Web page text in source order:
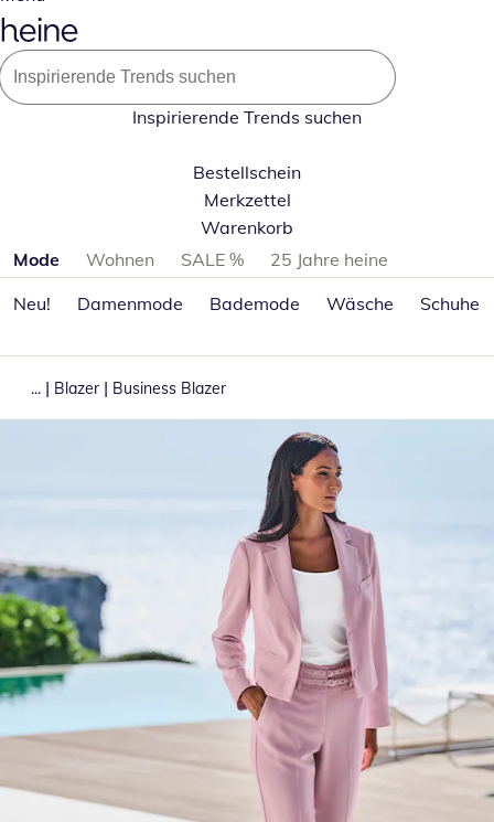
Inspirierende Trends suchen
Bestellschein
Merkzettel
Warenkorb
Produktkategorien überspringen
Mode Wohnen SALE %
25 Jahre heine
Neu!
Damenmode Bademode Wäsche Schuhe
... | Blazer | Business Blazer